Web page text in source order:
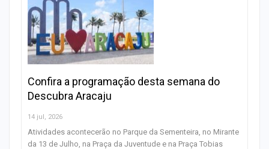
Confira a programação desta semana do
Descubra Aracaju
14 jul, 2026
Atividades acontecerão no Parque da Sementeira, no Mirante
da 13 de Julho, na Praça da Juventude e na Praça Tobias